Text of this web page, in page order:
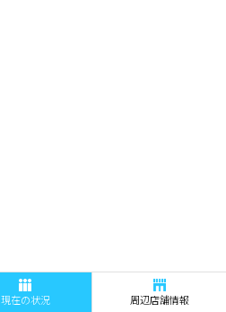
現在の状況 周辺店舗情報